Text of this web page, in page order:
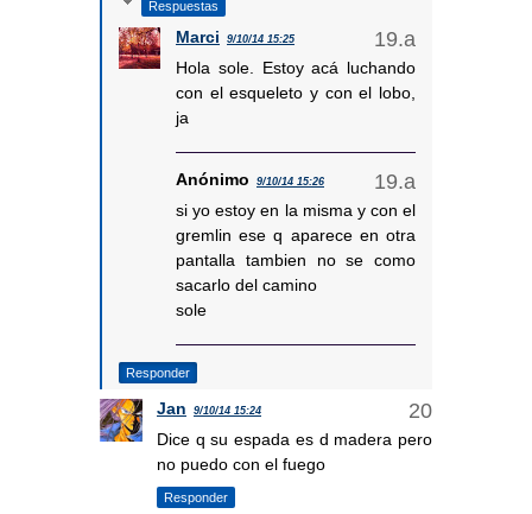
Respuestas
Marci 9/10/14 15:25
Hola sole. Estoy acá luchando
con el esqueleto y con el lobo,
ja
Anónimo 9/10/14 15:26
si yo estoy en la misma y con el
gremlin ese q aparece en otra
pantalla tambien no se como
sacarlo del camino
sole
Responder
Jan 9/10/14 15:24
Dice q su espada es d madera pero
no puedo con el fuego
Responder